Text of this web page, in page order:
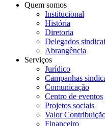
Quem somos
Institucional
História
Diretoria
Delegados
Abrangência
Serviços
Jurídico
Campanhas
Comunicação
Centro de eventos
Projetos sociais
Valor
Financeiro